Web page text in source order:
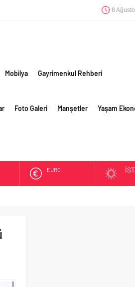
8
Mobilya Gayrimenkul Rehberi
Foto Galeri Manşetler Yaşam
ALTIN